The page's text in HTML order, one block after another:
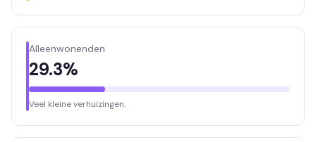
Alleenwonenden
29.3%
Veel kleine verhuizingen.